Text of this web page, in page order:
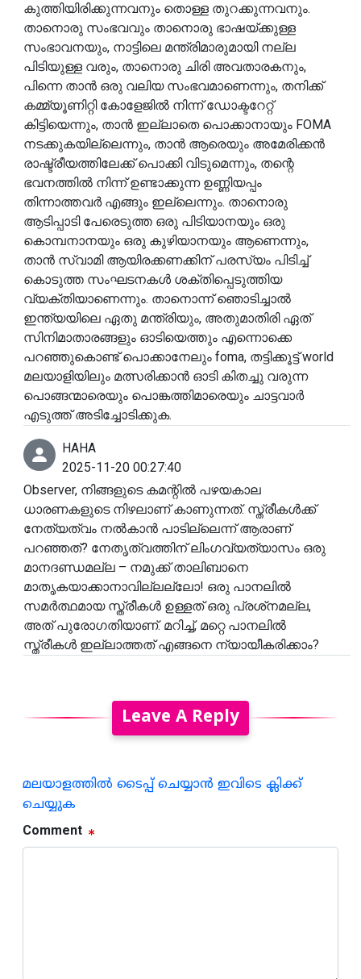
കുത്തിയിരിക്കുന്നവനും തൊള്ള തുറക്കുന്നവനും.
താനൊരു സംഭവവും താനൊരു ഭാഷയ്ക്കുള്ള
സംഭാവനയും, നാട്ടിലെ മന്ത്രിമാരുമായി നല്ല
പിടിയുള്ള വരും, താനൊരു ചിരി അവതാരകനും,
പിന്നെ താൻ ഒരു വലിയ സംഭവമാണെന്നും, തനിക്ക്
കമ്മ്യൂണിറ്റി കോളേജിൽ നിന്ന് ഡോക്ടറേറ്റ്
കിട്ടിയെന്നും, താൻ ഇല്ലാതെ പൊക്കാനായും FOMA
നടക്കുകയില്ലെന്നും, താൻ ആരെയും അമേരിക്കൻ
രാഷ്ട്രീയത്തിലേക്ക് പൊക്കി വിടുമെന്നും, തന്റെ
ഭവനത്തിൽ നിന്ന് ഉണ്ടാക്കുന്ന ഉണ്ണിയപ്പം
തിന്നാത്തവർ എങ്ങും ഇല്ലെന്നും. താനൊരു
ആടിപ്പാടി പേരെടുത്ത ഒരു പിടിയാനയും ഒരു
കൊമ്പനാനയും ഒരു കുഴിയാനയും ആണെന്നും,
താൻ സ്വാമി ആയിരക്കണക്കിന് പരസ്യം പിടിച്ച്
കൊടുത്ത സംഘടനകൾ ശക്തിപ്പെടുത്തിയ
വ്യക്തിയാണെന്നും. താനൊന്ന് ഞൊടിച്ചാൽ
ഇന്ത്യയിലെ ഏതു മന്ത്രിയും, അതുമാതിരി ഏത്
സിനിമാതാരങ്ങളും ഓടിയെത്തും എന്നൊക്കെ
പറഞ്ഞുകൊണ്ട് പൊക്കാനേലും foma, തട്ടിക്കൂട്ട് world
മലയാളിയിലും മത്സരിക്കാൻ ഓടി കിതച്ചു വരുന്ന
പൊങ്ങന്മാരെയും പൊങ്കത്തിമാരെയും ചാട്ടവാർ
എടുത്ത് അടിച്ചോടിക്കുക.
HAHA
2025-11-20 00:27:40
Observer, നിങ്ങളുടെ കമന്റിൽ പഴയകാല
ധാരണകളുടെ നിഴലാണ് കാണുന്നത്. സ്ത്രീകൾക്ക്
നേത്യത്വം നൽകാൻ പാടില്ലെന്ന് ആരാണ്
പറഞ്ഞത്? നേതൃത്വത്തിന് ലിംഗവ്യത്യാസം ഒരു
മാനദണ്ഡമല്ല – നമുക്ക് താലിബാനെ
മാതൃകയാക്കാനാവില്ലല്ലോ! ഒരു പാനലിൽ
സമർത്ഥമായ സ്ത്രീകൾ ഉള്ളത് ഒരു പ്രശ്‌നമല്ല,
അത് പുരോഗതിയാണ്. മറിച്ച്, മറ്റെ പാനലിൽ
സ്ത്രീകൾ ഇല്ലാത്തത് എങ്ങനെ ന്യായീകരിക്കാം?
Leave A Reply
മലയാളത്തില്‍ ടൈപ്പ് ചെയ്യാന്‍ ഇവിടെ ക്ലിക്ക്
ചെയ്യുക
Comment